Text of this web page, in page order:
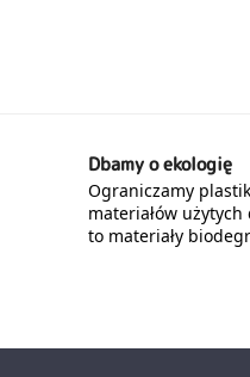
Dbamy o ekologię
Ograniczamy
materiałów
to materiały